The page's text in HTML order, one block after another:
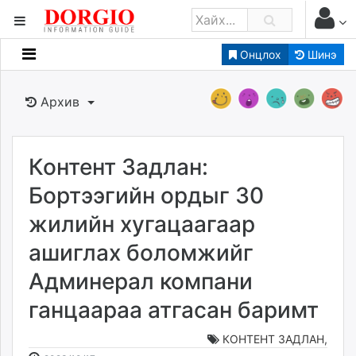
Онцлох Шинэ
Мэдээллийн
Банк санхүү
Бизнес ААН
Төрийн
dorgio.mn
Gogo.mn
news.mn
zindaa.mn
tovch.mn
Архив
Контент Задлан:
Бортээгийн ордыг 30
жилийн хугацаагаар
ашиглах боломжийг
Админерал компани
ганцаараа атгасан баримт
КОНТЕНТ ЗАДЛАН,